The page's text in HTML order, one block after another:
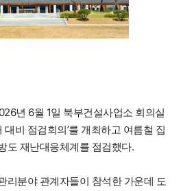
년 6월 1일 북부건설사업소 회의실
비 점검회의’를 개최하고 여름철 집
도 재난대응체계를 점검했다.
리분야 관계자들이 참석한 가운데 도